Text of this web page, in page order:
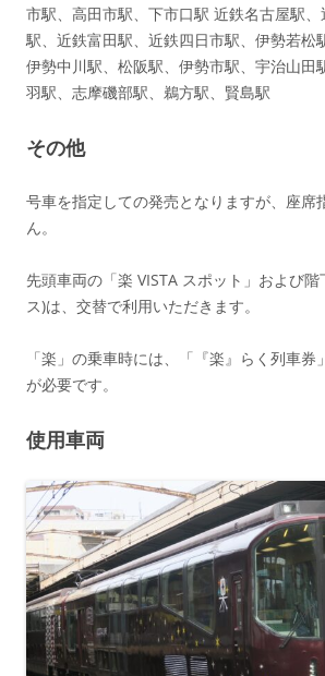
市駅、高田市駅、下市口駅 近鉄名古屋駅
駅、近鉄富田駅、近鉄四日市駅、伊勢若松
伊勢中川駅、松阪駅、伊勢市駅、宇治山田
羽駅、志摩磯部駅、鵜方駅、賢島駅
その他
号車を指定しての発売となりますが、座席
ん。
先頭車両の「楽 VISTA スポット」および
ス)は、交替で利用いただきます。
「楽」の乗車時には、「『楽』らく列車券
が必要です。
使用車両